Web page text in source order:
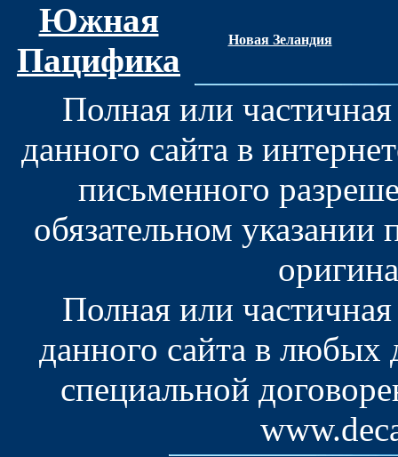
Южная
Пацифика
Новая Зеландия
Полная или
данного сайта в
письменного
обязательном
Полная или
данного сайта в
специальной